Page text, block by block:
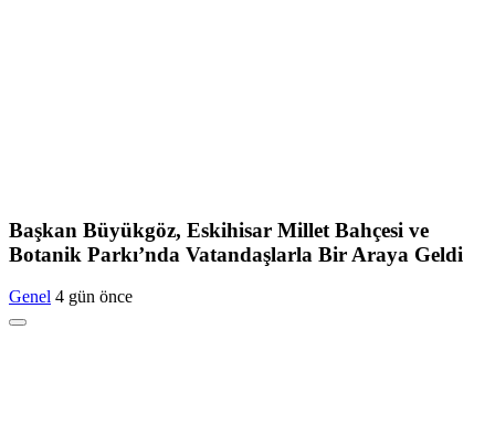
Başkan Büyükgöz, Eskihisar Millet Bahçesi ve
Botanik Parkı’nda Vatandaşlarla Bir Araya Geldi
Genel 4 gün önce